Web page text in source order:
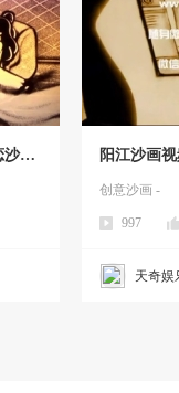
沙画
阳江沙画
yy亨泰娱
创意沙画 -
997
天奇娱